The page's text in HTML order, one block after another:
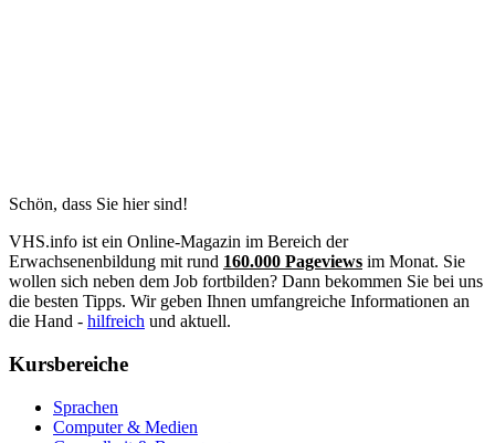
Schön, dass Sie hier sind!
VHS.info ist ein Online-Magazin im Bereich der
Erwachsenenbildung mit rund 160.000 Pageviews im Monat. Sie
wollen sich neben dem Job fortbilden? Dann bekommen Sie bei uns
die besten Tipps. Wir geben Ihnen umfangreiche Informationen an
die Hand - hilfreich und aktuell.
Kursbereiche
Sprachen
Computer & Medien